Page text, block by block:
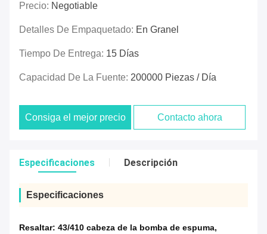
Precio: Negotiable
Detalles De Empaquetado: En Granel
Tiempo De Entrega: 15 Días
Capacidad De La Fuente: 200000 Piezas / Día
Consiga el mejor precio Contacto ahora
Especificaciones Descripción
Especificaciones
Resaltar: 43/410 cabeza de la bomba de espuma,